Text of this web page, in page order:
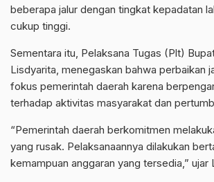
beberapa jalur dengan tingkat kepadatan
cukup tinggi.
Sementara itu, Pelaksana Tugas (Plt)
Lisdyarita, menegaskan bahwa perbaikan
fokus pemerintah daerah karena
terhadap aktivitas masyarakat dan
“Pemerintah daerah berkomitmen
yang rusak. Pelaksanaannya dilakukan
kemampuan anggaran yang tersedia,” ujar